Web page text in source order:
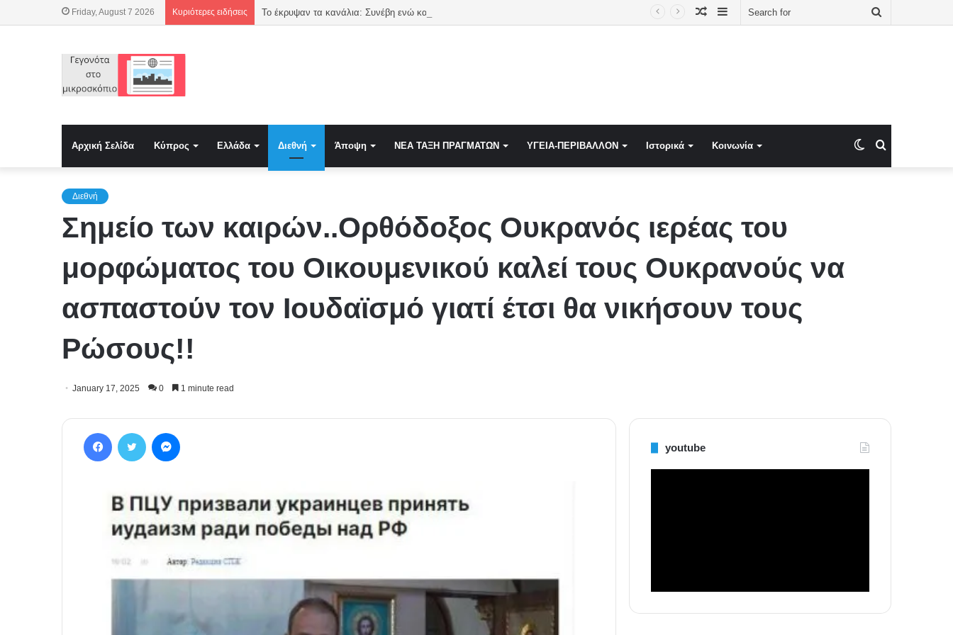
Friday, August 7 2026 Κυριότερες ειδήσεις Το έκρυψαν τα κανάλια: Συνέβη ενώ καιγόταν η Ελλάδα Sidebar
Random
Αρχική Σελίδα Κύπρος Ελλάδα Διεθνή Άποψη NEA TAΞΗ ΠΡΑΓΜΑΤΩΝ ΥΓΕΙΑ-ΠΕΡΙΒΑΛΛΟΝ Ιστορικά Κοινωνία Switch
Διεθνή
Σημείο των καιρών..Ορθόδοξος Ουκρανός ιερέας του
μορφώματος του Οικουμενικού καλεί τους Ουκρανούς να
ασπαστούν τον Ιουδαϊσμό γιατί έτσι θα νικήσουν τους
Ρώσους!!
January 17, 2025 0 1 minute read
youtube